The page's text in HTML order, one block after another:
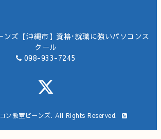
ンズ【沖縄市】資格･就職に強いパソコンス
クール
098-933-7245
ン教室ビーンズ. All Rights Reserved.